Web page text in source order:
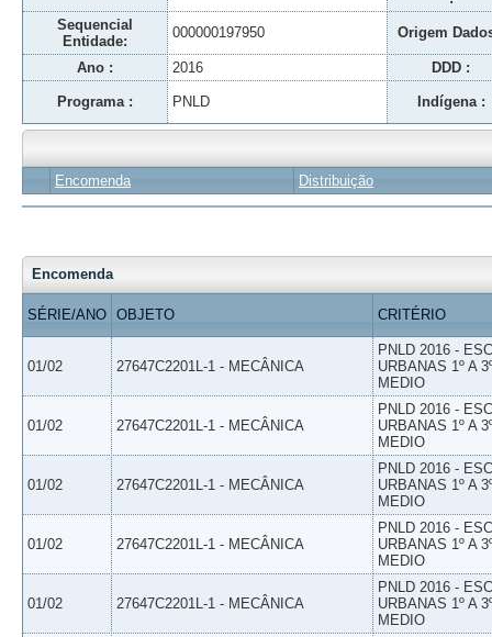
Sequencial
Entidade:
000000197950 Origem
Ano : 2016 DDD :
Programa : PNLD Indígena :
Encomenda Distribuição
Encomenda
SÉRIE/ANO OBJETO CRITÉRIO
01/02 27647C2201L-1 - MECÂNICA
PNLD 2016 -
URBANAS 1º A
MEDIO
01/02 27647C2201L-1 - MECÂNICA
PNLD 2016 -
URBANAS 1º A
MEDIO
01/02 27647C2201L-1 - MECÂNICA
PNLD 2016 -
URBANAS 1º A
MEDIO
01/02 27647C2201L-1 - MECÂNICA
PNLD 2016 -
URBANAS 1º A
MEDIO
01/02 27647C2201L-1 - MECÂNICA
PNLD 2016 -
URBANAS 1º A
MEDIO